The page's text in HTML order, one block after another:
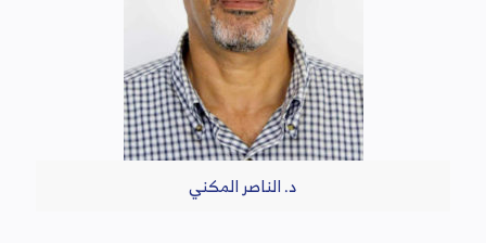
د. الناصر المكني